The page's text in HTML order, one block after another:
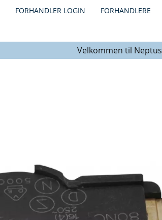
FORHANDLER LOGIN FORHANDLERE
Velkommen til Neptus